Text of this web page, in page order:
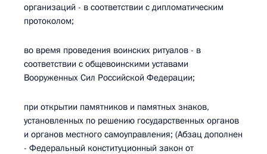
организаций - в соответствии с дипломатическим
протоколом;
во время проведения воинских ритуалов - в
соответствии с общевоинскими уставами
Вооруженных Сил Российской Федерации;
при открытии памятников и памятных знаков,
установленных по решению государственных органов
и органов местного самоуправления; (Абзац дополнен
- Федеральный конституционный закон от